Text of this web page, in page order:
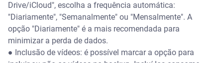
Drive/iCloud", escolha a frequência automática:
"Diariamente", "Semanalmente" ou "Mensalmente". A
opção "Diariamente" é a mais recomendada para
minimizar a perda de dados.
● Inclusão de vídeos: é possível marcar a opção para